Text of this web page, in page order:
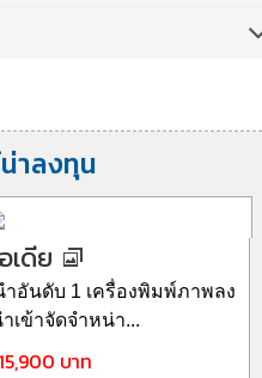
าลงทุน
เดีย
ำอันดับ 1 เครื่องพิมพ์ภาพลง
เข้าจัดจำหน่า...
15,900 บาท